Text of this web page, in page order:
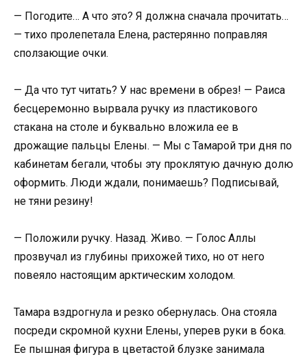
— Погодите… А что это? Я должна сначала прочитать…
— тихо пролепетала Елена, растерянно поправляя
сползающие очки.
— Да что тут читать? У нас времени в обрез! — Раиса
бесцеремонно вырвала ручку из пластикового
стакана на столе и буквально вложила ее в
дрожащие пальцы Елены. — Мы с Тамарой три дня по
кабинетам бегали, чтобы эту проклятую дачную долю
оформить. Люди ждали, понимаешь? Подписывай,
не тяни резину!
— Положили ручку. Назад. Живо. — Голос Аллы
прозвучал из глубины прихожей тихо, но от него
повеяло настоящим арктическим холодом.
Тамара вздрогнула и резко обернулась. Она стояла
посреди скромной кухни Елены, уперев руки в бока.
Ее пышная фигура в цветастой блузке занимала